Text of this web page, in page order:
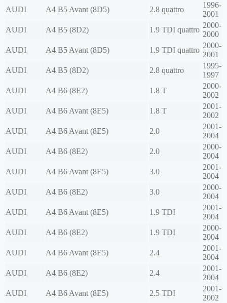
AUDI
A4 B5 Avant (8D5) 2.8 quattro
1996-
2001
AUDI
A4 B5 (8D2) 1.9 TDI quattro
2000-
2000
AUDI
A4 B5 Avant (8D5) 1.9 TDI quattro
2000-
2001
AUDI
A4 B5 (8D2) 2.8 quattro
1995-
1997
AUDI
A4 B6 (8E2) 1.8 T
2000-
2002
AUDI
A4 B6 Avant (8E5) 1.8 T
2001-
2002
AUDI
A4 B6 Avant (8E5) 2.0
2001-
2004
AUDI
A4 B6 (8E2) 2.0
2000-
2004
AUDI
A4 B6 Avant (8E5) 3.0
2001-
2004
AUDI
A4 B6 (8E2) 3.0
2000-
2004
AUDI
A4 B6 Avant (8E5) 1.9 TDI
2001-
2004
AUDI
A4 B6 (8E2) 1.9 TDI
2000-
2004
AUDI
A4 B6 Avant (8E5) 2.4
2001-
2004
AUDI
A4 B6 (8E2) 2.4
2001-
2004
AUDI
A4 B6 Avant (8E5) 2.5 TDI
2001-
2002